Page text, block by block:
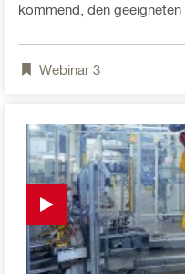
kommend, den
Parameter es
anschließend eine
samt statischem
Webinar 3